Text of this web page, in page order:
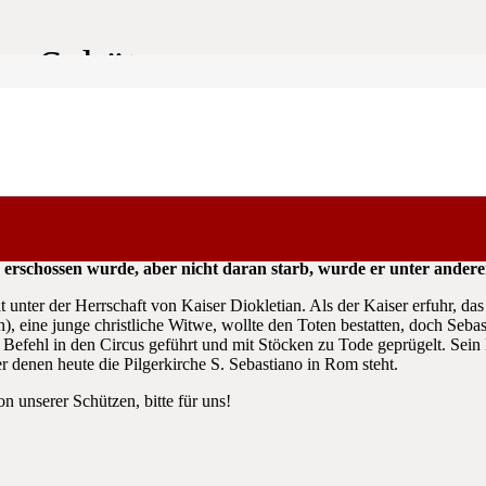
Schützen
wurde, aber nicht daran starb, wurde er unter
der Herrschaft von Kaiser Diokletian. Als der Kaiser erfuhr,
eine junge christliche Witwe, wollte den Toten bestatten, doch
in den Circus geführt und mit Stöcken zu Tode geprügelt.
heute die Pilgerkirche S. Sebastiano in Rom steht.
unserer Schützen, bitte für uns!